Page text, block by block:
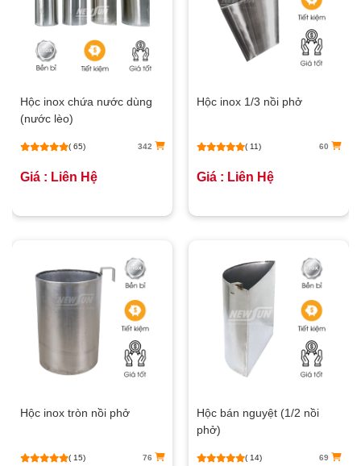
Hộc inox chứa nước dùng
(nước lèo)
( 65) 342
Giá : Liên Hệ
Hộc inox 1/3 nồi phở
( 11) 60
Giá : Liên Hệ
Hộc inox tròn nồi phở
( 15) 76
Hộc bán nguyệt (1/2 nồi
phở)
( 14) 69